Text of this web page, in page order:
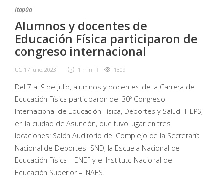
Itapúa
Alumnos y docentes de
Educación Física participaron de
congreso internacional
UC, 17 julio, 2023 1 min 1309
Del 7 al 9 de julio, alumnos y docentes de la Carrera de
Educación Física participaron del 30º Congreso
Internacional de Educación Física, Deportes y Salud- FIEPS,
en la ciudad de Asunción, que tuvo lugar en tres
locaciones: Salón Auditorio del Complejo de la Secretaría
Nacional de Deportes- SND, la Escuela Nacional de
Educación Física – ENEF y el Instituto Nacional de
Educación Superior – INAES.